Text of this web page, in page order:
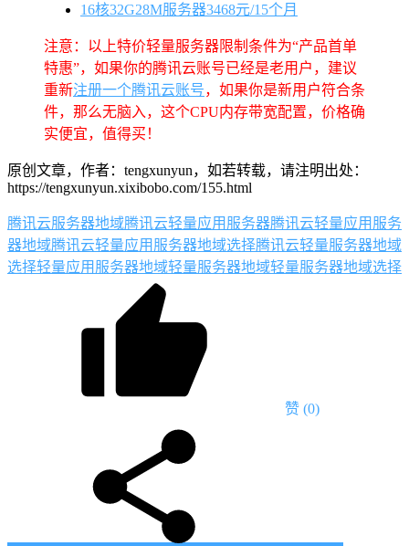
16核32G28M服务器3468元/15个月
注意：以上特价轻量服务器限制条件为“产品首单
特惠”，如果你的腾讯云账号已经是老用户，建议
重新注册一个腾讯云账号，如果你是新用户符合条
件，那么无脑入，这个CPU内存带宽配置，价格确
实便宜，值得买！
原创文章，作者：tengxunyun，如若转载，请注明出处：
https://tengxunyun.xixibobo.com/155.html
腾讯云服务器地域腾讯云轻量应用服务器腾讯云轻量应用服务
器地域腾讯云轻量应用服务器地域选择腾讯云轻量服务器地域
选择轻量应用服务器地域轻量服务器地域轻量服务器地域选择
赞 (0)